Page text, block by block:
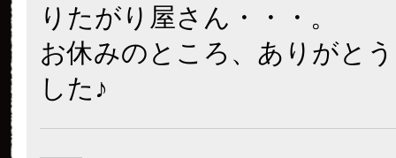
りたがり屋さん・・・。
お休みのところ、ありがと
した♪